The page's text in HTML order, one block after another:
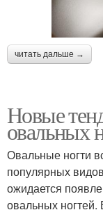
читать дальше →
Новые
овальных
Овальные ногти
популярных
ожидается
овальных ногтей.